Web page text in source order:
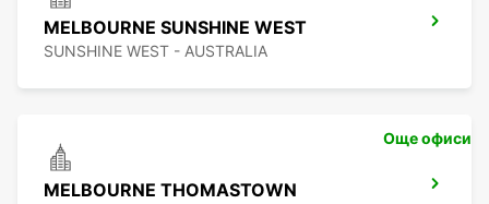
MELBOURNE SUNSHINE WEST
SUNSHINE WEST - AUSTRALIA
MELBOURNE THOMASTOWN
Още офиси